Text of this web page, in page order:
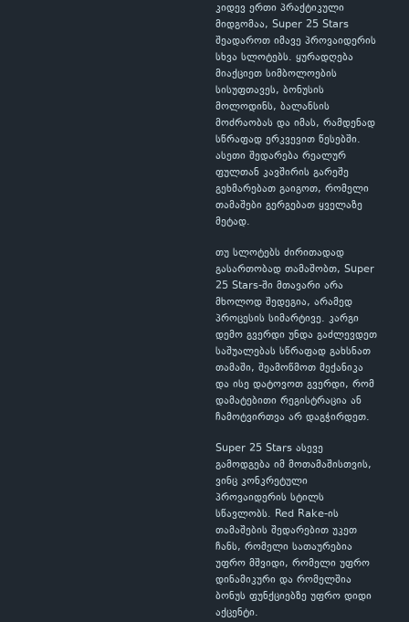
კიდევ ერთი პრაქტიკული
მიდგომაა, Super 25 Stars
შეადაროთ იმავე პროვაიდერის
სხვა სლოტებს. ყურადღება
მიაქციეთ სიმბოლოების
სისუფთავეს, ბონუსის
მოლოდინს, ბალანსის
მოძრაობას და იმას, რამდენად
სწრაფად ერკვევით წესებში.
ასეთი შედარება რეალურ
ფულთან კავშირის გარეშე
გეხმარებათ გაიგოთ, რომელი
თამაშები გერგებათ ყველაზე
მეტად.
თუ სლოტებს ძირითადად
გასართობად თამაშობთ, Super
25 Stars-ში მთავარი არა
მხოლოდ შედეგია, არამედ
პროცესის სიმარტივე. კარგი
დემო გვერდი უნდა გაძლევდეთ
საშუალებას სწრაფად გახსნათ
თამაში, შეამოწმოთ მექანიკა
და ისე დატოვოთ გვერდი, რომ
დამატებითი რეგისტრაცია ან
ჩამოტვირთვა არ დაგჭირდეთ.
Super 25 Stars ასევე
გამოდგება იმ მოთამაშისთვის,
ვინც კონკრეტული
პროვაიდერის სტილს
სწავლობს. Red Rake-ის
თამაშების შედარებით უკეთ
ჩანს, რომელი სათაურებია
უფრო მშვიდი, რომელი უფრო
დინამიკური და რომელშია
ბონუს ფუნქციებზე უფრო დიდი
აქცენტი.